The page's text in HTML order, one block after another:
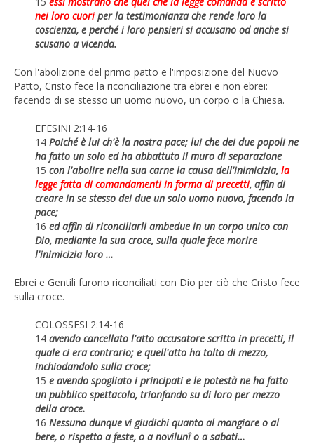
nei loro cuoriper la testimonianza che rende loro la
coscienza, e perché i loro pensieri si accusano od anche si
scusano a vicenda.
Con l'abolizione del primo patto e l'imposizione del Nuovo
Patto, Cristo fece la riconciliazione tra ebrei e non ebrei:
facendo di se stesso un uomo nuovo, un corpo o la Chiesa.
EFESINI 2:14-16
14 Poiché è lui ch'è la nostra pace; lui che dei due popoli ne
ha fatto un solo ed ha abbattuto il muro di separazione
15 con l'abolire nella sua carne la causa dell'inimicizia, la
legge fatta di comandamenti in forma di precetti, affin di
creare in se stesso dei due un solo uomo nuovo, facendo la
pace;
16 ed affin di riconciliarli ambedue in un corpo unico con
Dio, mediante la sua croce, sulla quale fece morire
l'inimicizia loro …
Ebrei e Gentili furono riconciliati con Dio per ciò che Cristo fece
sulla croce.
COLOSSESI 2:14-16
14 avendo cancellato l'atto accusatore scritto in precetti, il
quale ci era contrario; e quell'atto ha tolto di mezzo,
inchiodandolo sulla croce;
15 e avendo spogliato i principati e le potestà ne ha fatto
un pubblico spettacolo, trionfando su di loro per mezzo
della croce.
16 Nessuno dunque vi giudichi quanto al mangiare o al
bere, o rispetto a feste, o a novilunî o a sabati…